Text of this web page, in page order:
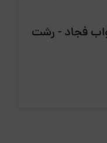
فجاد - رشت